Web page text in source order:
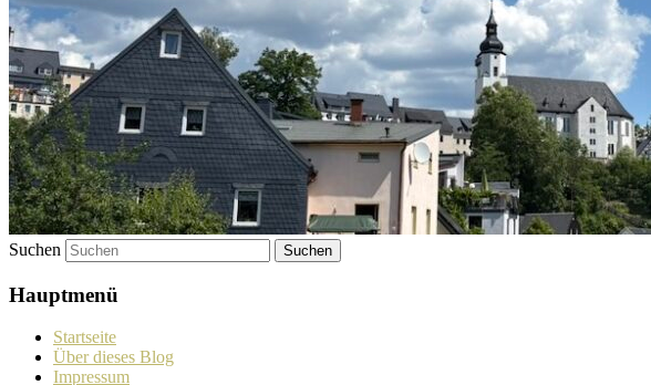
Suchen
Hauptmenü
Startseite
Über dieses Blog
Impressum